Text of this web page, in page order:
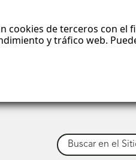
cookies de terceros con el
y tráfico web.
Buscar